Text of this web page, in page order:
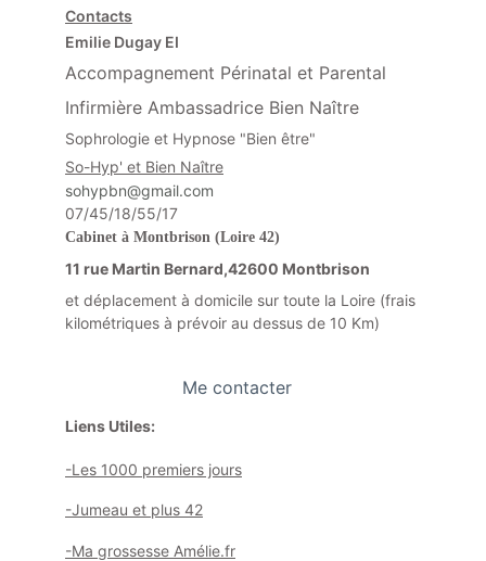
Contacts
Emilie Dugay EI
Accompagnement Périnatal et Parental
Infirmière Ambassadrice Bien Naître
Sophrologie et Hypnose "Bien être"
So-Hyp' et Bien Naître
sohypbn@gmail.com
07/45/18/55/17
Cabinet à Montbrison (Loire 42)
11 rue Martin Bernard,42600 Montbrison
et déplacement à domicile sur toute la Loire (frais
kilométriques à prévoir au dessus de 10 Km)
Me contacter
Liens Utiles:
-Les 1000 premiers jours
-Jumeau et plus 42
-Ma grossesse Amélie.fr